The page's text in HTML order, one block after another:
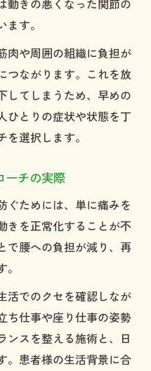
動きの悪くなった関節の
す。
肉や周囲の組織に負担が
つながります。これを放
してしまうため、早めの
ひとりの症状や状態を丁
選択します。
ーチの実際
ぐためには、単に痛みを
きを正常化することが不
で腰への負担が減り、再
活でのクセを確認しなが
ち仕事や座り仕事の姿勢
ンスを整える施術と、日
。患者様の生活背景に合